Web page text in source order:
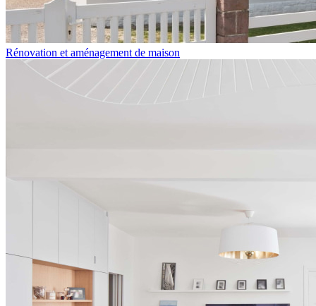
Rénovation et aménagement de maison